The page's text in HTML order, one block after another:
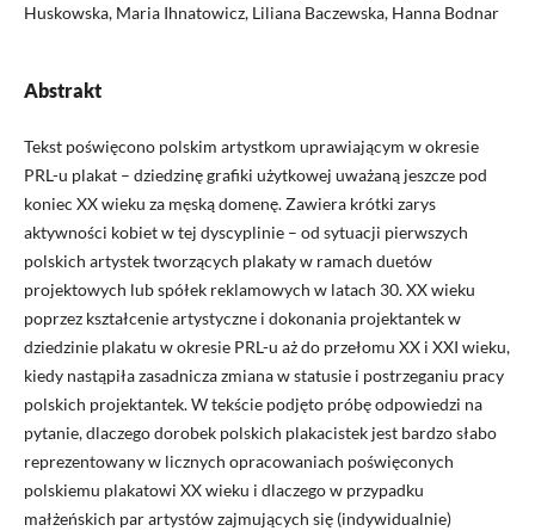
Huskowska, Maria Ihnatowicz, Liliana Baczewska, Hanna Bodnar
Abstrakt
Tekst poświęcono polskim artystkom uprawiającym w okresie
PRL-u plakat – dziedzinę grafiki użytkowej uważaną jeszcze pod
koniec XX wieku za męską domenę. Zawiera krótki zarys
aktywności kobiet w tej dyscyplinie – od sytuacji pierwszych
polskich artystek tworzących plakaty w ramach duetów
projektowych lub spółek reklamowych w latach 30. XX wieku
poprzez kształcenie artystyczne i dokonania projektantek w
dziedzinie plakatu w okresie PRL-u aż do przełomu XX i XXI wieku,
kiedy nastąpiła zasadnicza zmiana w statusie i postrzeganiu pracy
polskich projektantek. W tekście podjęto próbę odpowiedzi na
pytanie, dlaczego dorobek polskich plakacistek jest bardzo słabo
reprezentowany w licznych opracowaniach poświęconych
polskiemu plakatowi XX wieku i dlaczego w przypadku
małżeńskich par artystów zajmujących się (indywidualnie)